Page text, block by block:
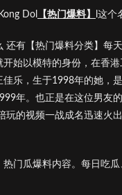
Dol 【热门爆料】 l这个
还有【热门爆料分类】每天
始以模特的身份，在香
乐，生于1998年的她，
年。也正是在这位男友
玩的视频一战成名迅速火
热门瓜爆料内容。每日吃